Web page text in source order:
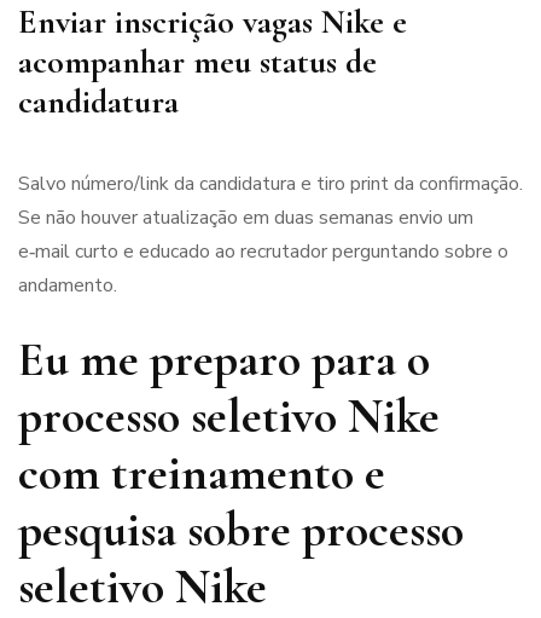
Enviar inscrição vagas Nike e
acompanhar meu status de
candidatura
Salvo número/link da candidatura e tiro print da confirmação.
Se não houver atualização em duas semanas envio um
e‑mail curto e educado ao recrutador perguntando sobre o
andamento.
Eu me preparo para o
processo seletivo Nike
com treinamento e
pesquisa sobre processo
seletivo Nike